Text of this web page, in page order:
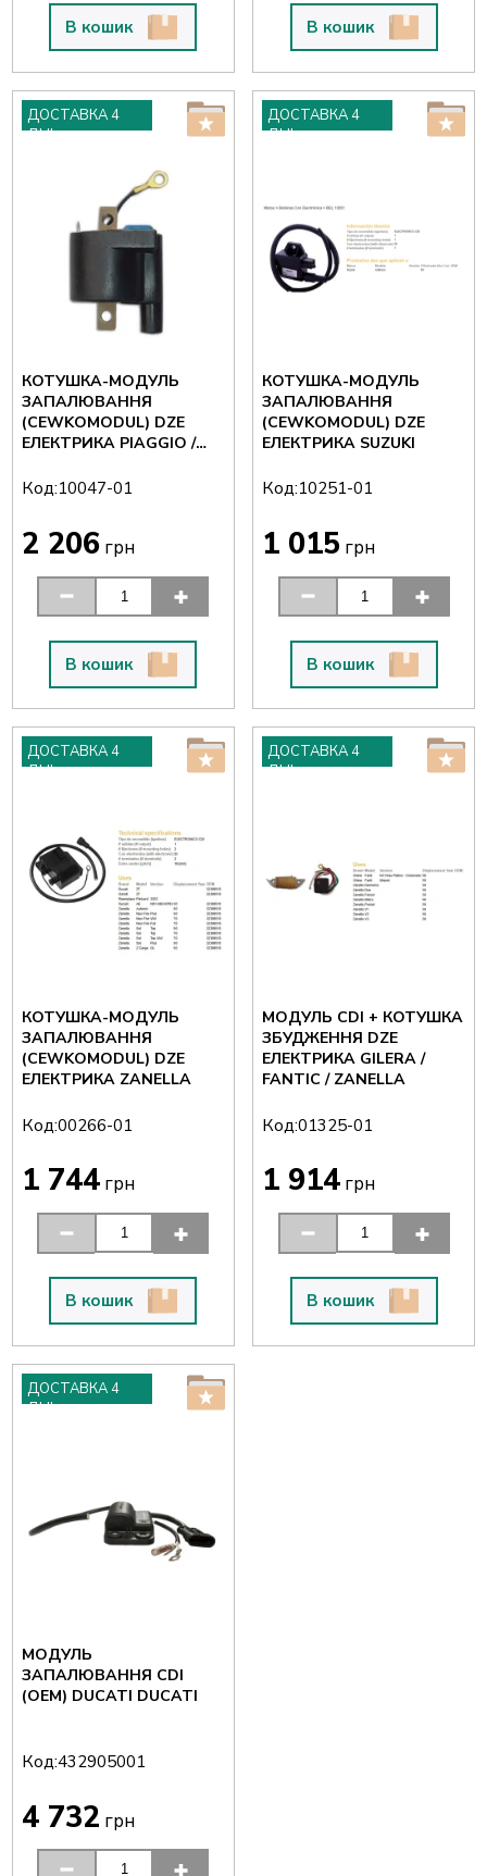
В кошик В кошик
ДОСТАВКА 4
ДНІ
КОТУШКА-МОДУЛЬ
ЗАПАЛЮВАННЯ
(CEWKOMODUL) DZE
ЕЛЕКТРИКА PIAGGIO /
Код:10047-01
2 206 грн
В кошик
ДОСТАВКА 4
ДНІ
КОТУШКА-МОДУЛЬ
ЗАПАЛЮВАННЯ
(CEWKOMODUL) DZE
ЕЛЕКТРИКА SUZUKI
Код:10251-01
1 015 грн
В кошик
ДОСТАВКА 4
ДНІ
КОТУШКА-МОДУЛЬ
ЗАПАЛЮВАННЯ
(CEWKOMODUL) DZE
ЕЛЕКТРИКА ZANELLA
Код:00266-01
1 744грн
В кошик
ДОСТАВКА 4
ДНІ
МОДУЛЬ CDI + КОТУШКА
ЗБУДЖЕННЯ DZE
ЕЛЕКТРИКА GILERA /
FANTIC / ZANELLA
Код:01325-01
1 914 грн
В кошик
ДОСТАВКА 4
ДНІ
МОДУЛЬ
ЗАПАЛЮВАННЯ CDI
(OEM) DUCATI DUCATI
Код:432905001
4 732 грн